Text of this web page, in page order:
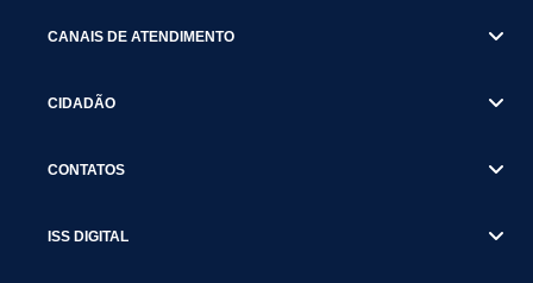
CANAIS DE ATENDIMENTO
CIDADÃO
CONTATOS
ISS DIGITAL